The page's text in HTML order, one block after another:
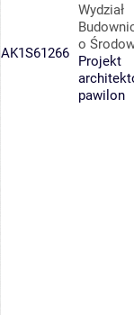
AK1S61266
Wydział
o
Projekt
pawilon